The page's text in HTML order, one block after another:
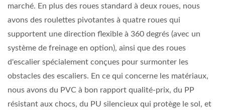
marché. En plus des roues standard à deux roues, nous
avons des roulettes pivotantes à quatre roues qui
supportent une direction flexible à 360 degrés (avec un
système de freinage en option), ainsi que des roues
d'escalier spécialement conçues pour surmonter les
obstacles des escaliers. En ce qui concerne les matériaux,
nous avons du PVC à bon rapport qualité-prix, du PP
résistant aux chocs, du PU silencieux qui protège le sol, et